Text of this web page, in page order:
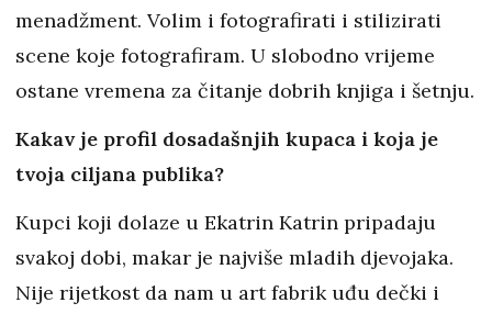
menadžment. Volim i fotografirati i stilizirati
scene koje fotografiram. U slobodno vrijeme
ostane vremena za čitanje dobrih knjiga i šetnju.
Kakav je profil dosadašnjih kupaca i koja je
tvoja ciljana publika?
Kupci koji dolaze u Ekatrin Katrin pripadaju
svakoj dobi, makar je najviše mladih djevojaka.
Nije rijetkost da nam u art fabrik uđu dečki i